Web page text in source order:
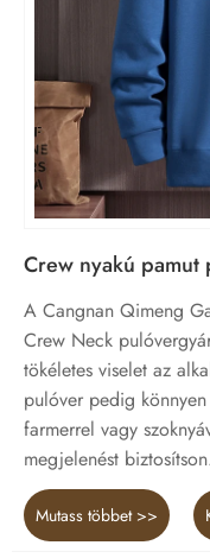
Crew nyakú pamut
A Cangnan Qimeng
Crew Neck
tökéletes viselet az
pulóver pedig
farmerrel vagy
megjelenést
Mutass többet >>